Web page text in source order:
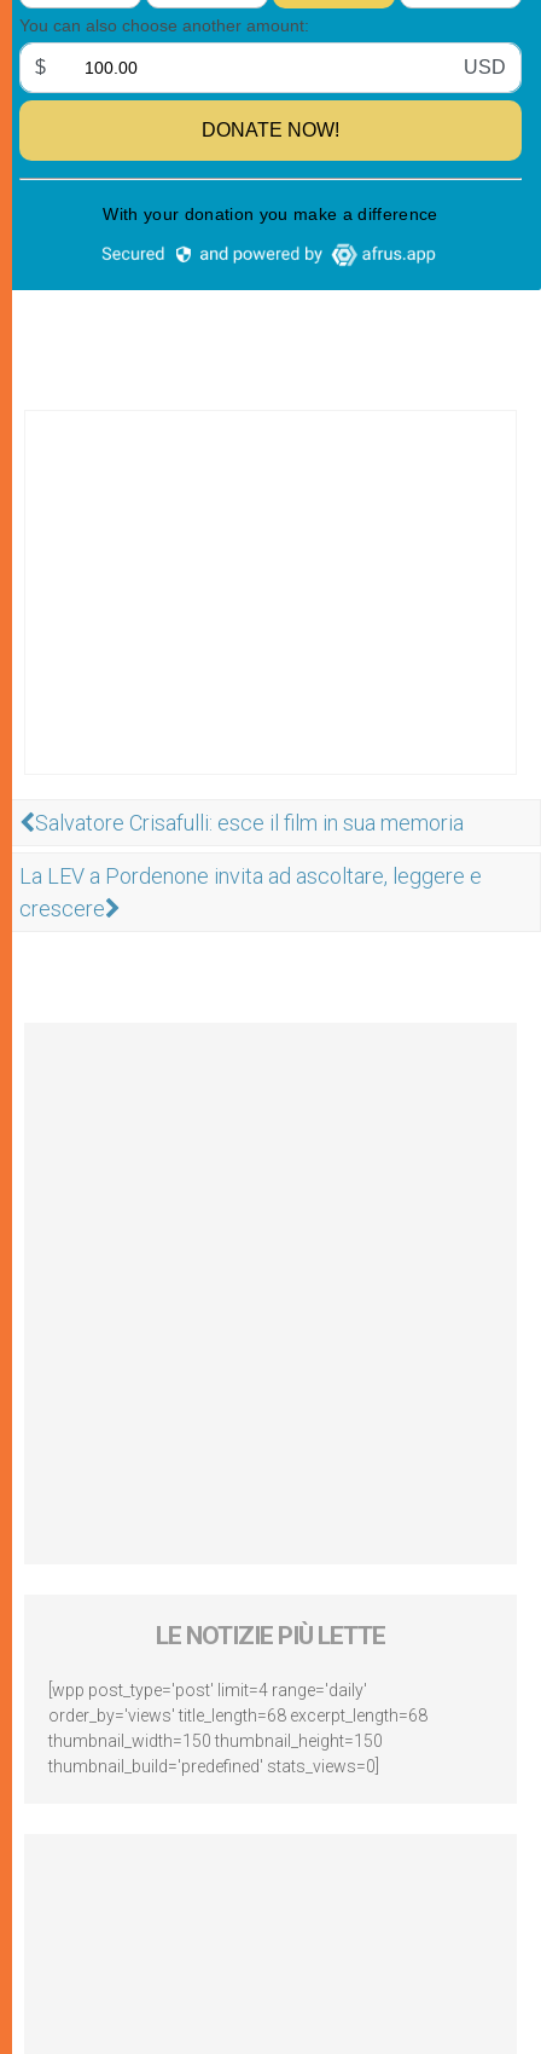
Salvatore Crisafulli: esce il film in sua memoria
La LEV a Pordenone invita ad ascoltare, leggere e
crescere
LE NOTIZIE PIÙ LETTE
[wpp post_type='post' limit=4 range='daily'
order_by='views' title_length=68 excerpt_length=68
thumbnail_width=150 thumbnail_height=150
thumbnail_build='predefined' stats_views=0]